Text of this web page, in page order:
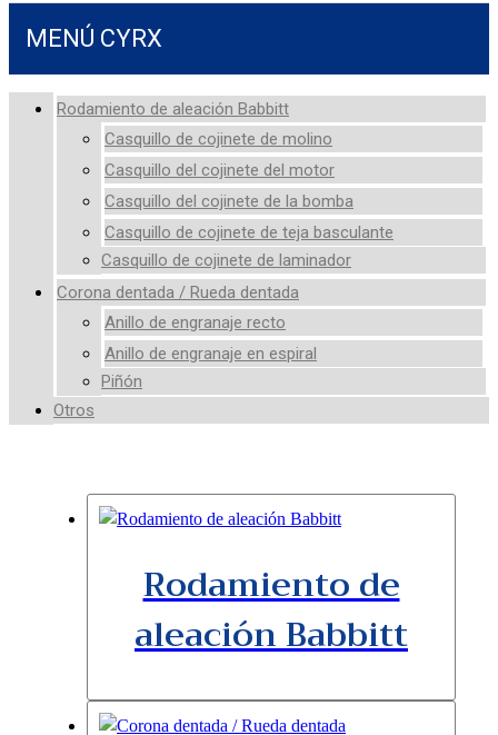
MENÚ CYRX
Rodamiento de aleación Babbitt
Casquillo de cojinete de molino
Casquillo del cojinete del motor
Casquillo del cojinete de la bomba
Casquillo de cojinete de teja basculante
Casquillo de cojinete de laminador
Corona dentada / Rueda dentada
Anillo de engranaje recto
Anillo de engranaje en espiral
Piñón
Otros
Rodamiento de
aleación Babbitt